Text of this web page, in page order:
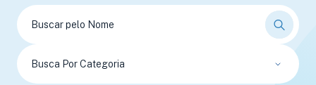
Busca Por Categoria